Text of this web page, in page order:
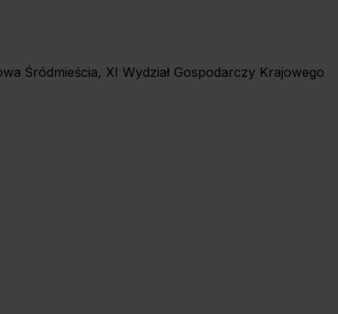
Śródmieścia, XI Wydział Gospodarczy Krajowego